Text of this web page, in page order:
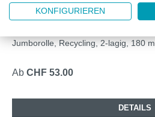
LUCART ECO 180
Jumborolle, Recycling, 2-lagig, 180 m
Ab CHF 53.00
DETAILS
KONFIGURIEREN